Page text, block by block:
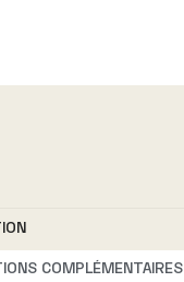
COMPLÉMENTAIRES